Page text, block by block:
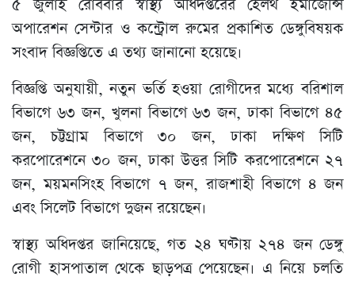
৫ জুলাই রোববার স্বাস্থ্য অধিদপ্তরের হেলথ ইমার্জেন্সি
অপারেশন সেন্টার ও কন্ট্রোল রুমের প্রকাশিত ডেঙ্গুবিষয়ক
সংবাদ বিজ্ঞপ্তিতে এ তথ্য জানানো হয়েছে।
বিজ্ঞপ্তি অনুযায়ী, নতুন ভর্তি হওয়া রোগীদের মধ্যে বরিশাল
বিভাগে ৬৩ জন, খুলনা বিভাগে ৬৩ জন, ঢাকা বিভাগে ৪৫
জন, চট্টগ্রাম বিভাগে ৩০ জন, ঢাকা দক্ষিণ সিটি
করপোরেশনে ৩০ জন, ঢাকা উত্তর সিটি করপোরেশনে ২৭
জন, ময়মনসিংহ বিভাগে ৭ জন, রাজশাহী বিভাগে ৪ জন
এবং সিলেট বিভাগে দুজন রয়েছেন।
স্বাস্থ্য অধিদপ্তর জানিয়েছে, গত ২৪ ঘণ্টায় ২৭৪ জন ডেঙ্গু
রোগী হাসপাতাল থেকে ছাড়পত্র পেয়েছেন। এ নিয়ে চলতি